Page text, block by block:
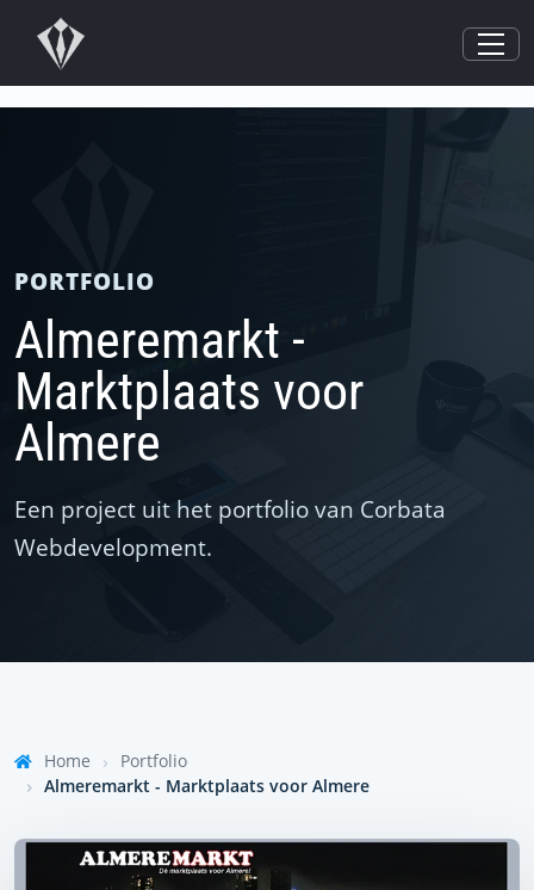
PORTFOLIO
Almeremarkt -
Marktplaats voor
Almere
Een project uit het portfolio van Corbata
Webdevelopment.
Home
Portfolio
Almeremarkt - Marktplaats voor Almere